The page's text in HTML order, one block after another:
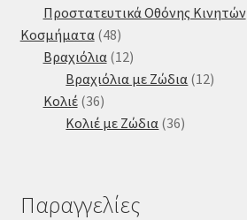
προϊόντα
Προστατευτικά Οθόνης Κινητών
Κοσμήματα 4848
προϊόντα
Βραχιόλια 1212
προϊόντα
Βραχιόλια με Ζώδια 1212
Κολιέ 3636
προϊόντα
Κολιέ με Ζώδια 3636
Παραγγελίες